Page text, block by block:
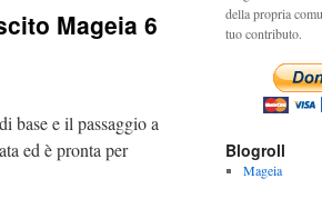
Mageia 6
base e il passaggio a
ed è pronta per
della propria
tuo contributo.
Blogroll
Mageia